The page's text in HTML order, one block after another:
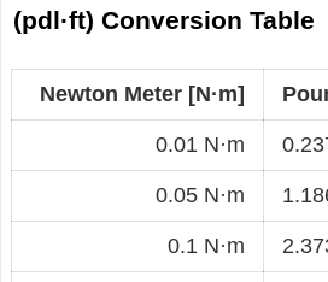
(pdl·ft) Conversion Table
Newton Meter [N·m]
0.01 N·m
0.05 N·m
0.1 N·m